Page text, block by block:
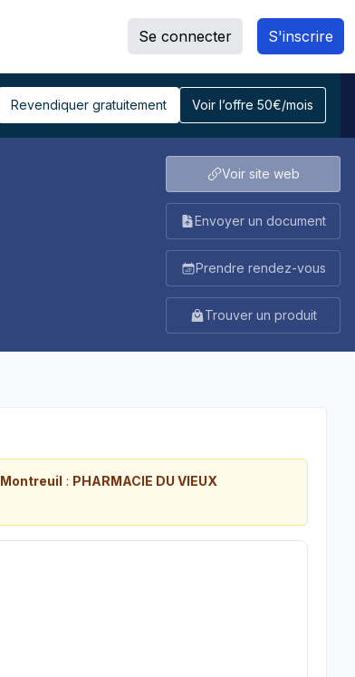
Se connecter S'inscrire
Revendiquer gratuitement Voir l’offre 50€/mois
Voir site web
Envoyer un document
Prendre rendez-vous
Trouver un produit
Montreuil : PHARMACIE DU VIEUX